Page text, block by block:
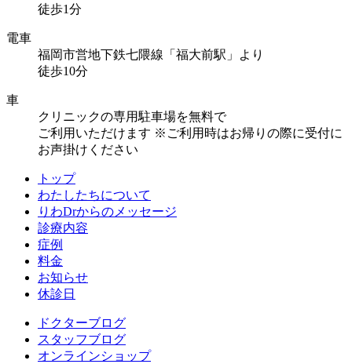
徒歩1分
電車
福岡市営地下鉄七隈線「福大前駅」より
徒歩10分
車
クリニックの専用駐車場を無料で
ご利用いただけます ※ご利用時はお帰りの際に受付に
お声掛けください
トップ
わたしたちについて
りわDrからのメッセージ
診療内容
症例
料金
お知らせ
休診日
ドクターブログ
スタッフブログ
オンラインショップ